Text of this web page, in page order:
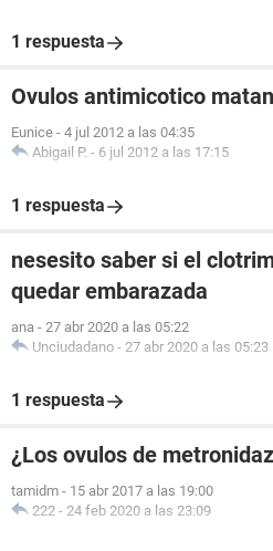
1 respuesta
Ovulos antimicotico
Eunice - 4 jul 2012 a las 04:35
Abigail P. - 6 jul 2012 a las 17:15
1 respuesta
nesesito saber si el
quedar embarazada
ana - 27 abr 2020 a las 05:22
Unciudadano - 27 abr 2020 a las 05:23
1 respuesta
¿Los ovulos de
tamidm - 15 abr 2017 a las 19:00
222 - 24 feb 2020 a las 23:09